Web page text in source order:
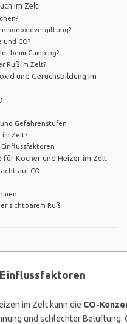
im Zelt
CO?
beim Camping?
Ruß im Zelt?
und Geruchsbildung im
Gefahrenstufen
Zelt?
für Kocher und Heizer im Zelt
auf CO
sichtbarem Ruß
im Zelt kann die CO-
und schlechter